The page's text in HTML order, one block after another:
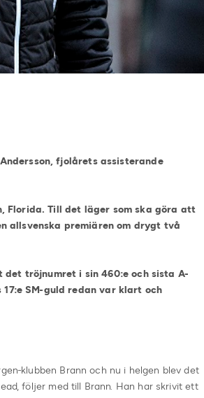
fjolårets assisterande
Florida. Till det läger som ska göra att
allsvenska premiären om drygt två
det tröjnumret i sin 460:e och sista A-
17:e SM-guld redan var klart och
klubben Brann och nu i helgen blev det
följer med till Brann. Han har skrivit ett